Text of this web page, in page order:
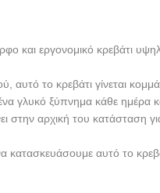
και εργονομικό κρεβάτι
αυτό το κρεβάτι γίνεται
γλυκό ξύπνημα κάθε ημέρα
στην αρχική του κατάσταση
αυτό το